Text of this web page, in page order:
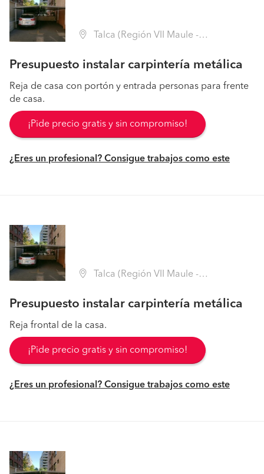
Talca (Región VII Maule - Talca)
Presupuesto instalar carpintería metálica
Reja de casa con portón y entrada personas para frente
de casa.
¡Pide precio gratis y sin compromiso!
¿Eres un profesional? Consigue trabajos como este
Talca (Región VII Maule - Talca)
Presupuesto instalar carpintería metálica
Reja frontal de la casa.
¡Pide precio gratis y sin compromiso!
¿Eres un profesional? Consigue trabajos como este